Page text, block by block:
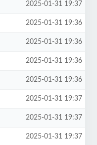
2025-01-31 19:37
2025-01-31 19:36
2025-01-31 19:36
2025-01-31 19:36
2025-01-31 19:36
2025-01-31 19:37
2025-01-31 19:37
2025-01-31 19:37